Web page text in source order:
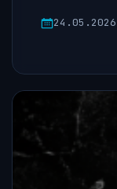
24.05.2026